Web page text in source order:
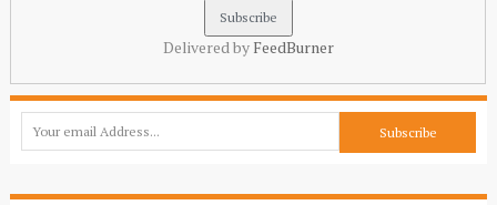
Delivered by FeedBurner